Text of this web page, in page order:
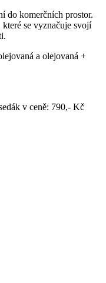
do komerčních prostor.
se vyznačuje svojí
a olejovaná +
v ceně: 790,- Kč